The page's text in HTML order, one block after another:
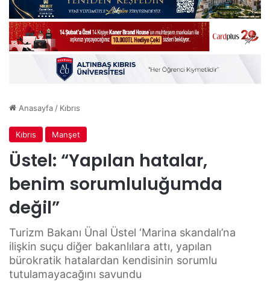
Anasayfa / Kıbrıs
Kıbrıs Manşet
Üstel: “Yapılan hatalar,
benim sorumluluğumda
değil”
Turizm Bakanı Ünal Üstel ‘Marina skandalı’na
ilişkin suçu diğer bakanlılara attı, yapılan
bürokratik hatalardan kendisinin sorumlu
tutulamayacağını savundu